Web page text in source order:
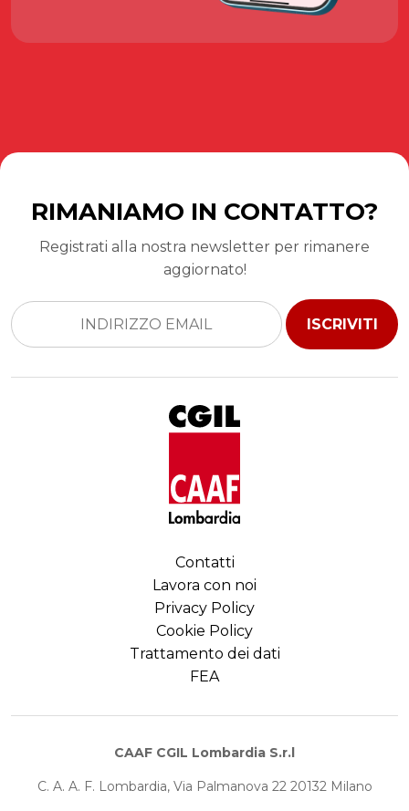
RIMANIAMO IN CONTATTO?
Registrati alla nostra newsletter per rimanere
aggiornato!
ISCRIVITI
Contatti
Lavora con noi
Privacy Policy
Cookie Policy
Trattamento dei dati
FEA
CAAF CGIL Lombardia S.r.l
C. A. A. F. Lombardia, Via Palmanova 22 20132 Milano